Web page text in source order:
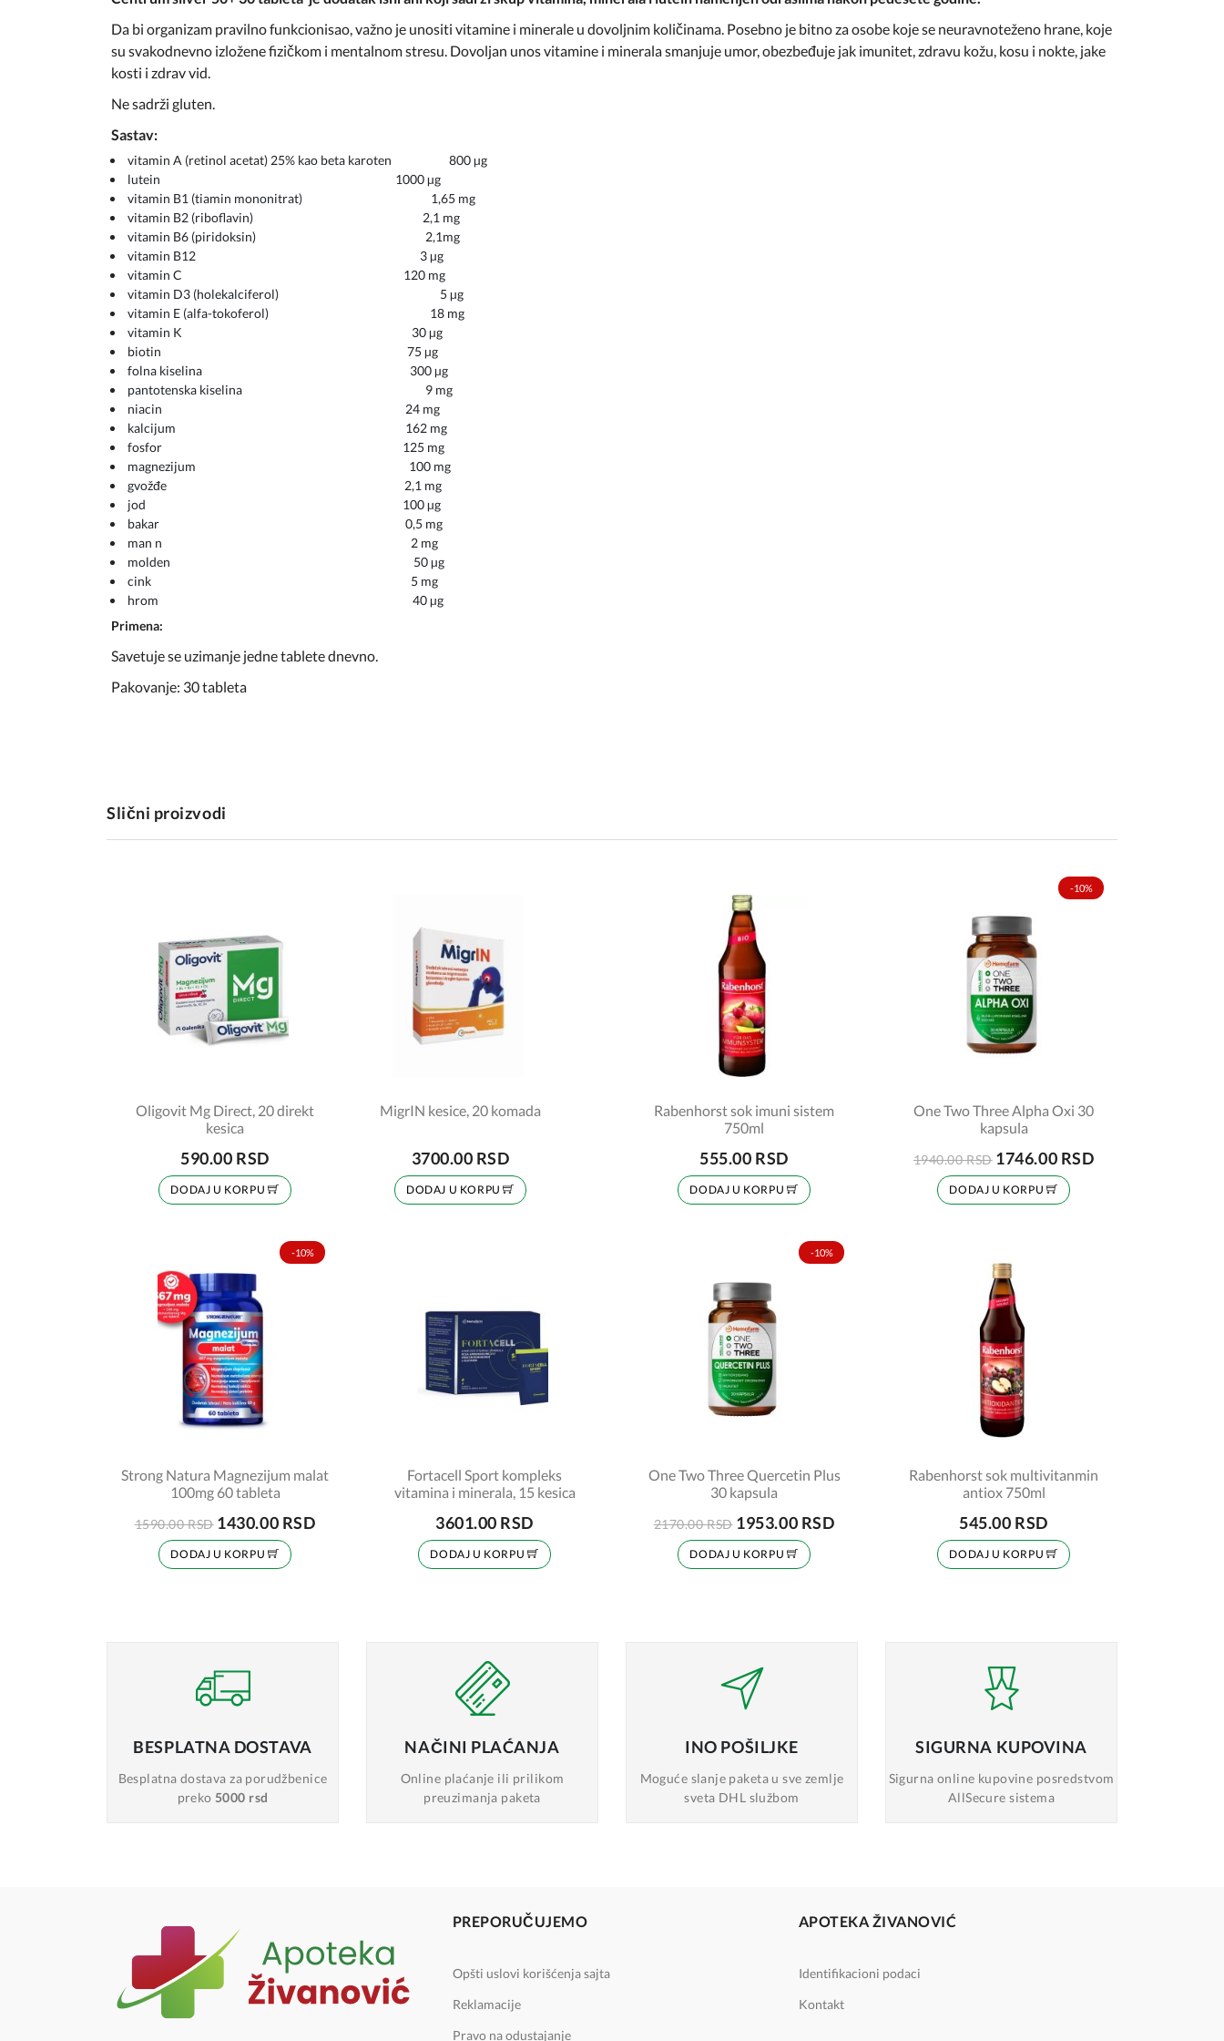
Da bi organizam pravilno funkcionisao, važno je unositi vitamine i minerale u dovoljnim količinama. Posebno je bitno za osobe koje se neuravnoteženo hrane, koje
su svakodnevno izložene fizičkom i mentalnom stresu. Dovoljan unos vitamine i minerala smanjuje umor, obezbeđuje jak imunitet, zdravu kožu, kosu i nokte, jake
kosti i zdrav vid.
Ne sadrži gluten.
Sastav:
vitamin A (retinol acetat) 25% kao beta karoten 800 µg
lutein 1000 µg
vitamin B1 (tiamin mononitrat) 1,65 mg
vitamin B2 (riboflavin) 2,1 mg
vitamin B6 (piridoksin) 2,1mg
vitamin B12 3 µg
vitamin C 120 mg
vitamin D3 (holekalciferol) 5 µg
vitamin E (alfa-tokoferol) 18 mg
vitamin K 30 µg
biotin 75 µg
folna kiselina 300 µg
pantotenska kiselina 9 mg
niacin 24 mg
kalcijum 162 mg
fosfor 125 mg
magnezijum 100 mg
gvožđe 2,1 mg
jod 100 µg
bakar 0,5 mg
man n 2 mg
molden 50 µg
cink 5 mg
hrom 40 µg
Primena:
Savetuje se uzimanje jedne tablete dnevno.
Pakovanje: 30 tableta
Slični proizvodi
Oligovit Mg Direct, 20 direkt
kesica
590.00 RSD
DODAJ U KORPU
MigrIN kesice, 20 komada
3700.00 RSD
DODAJ U KORPU
Rabenhorst sok imuni sistem
750ml
555.00 RSD
DODAJ U KORPU
-10%
One Two Three Alpha Oxi 30
kapsula
1940.00 RSD 1746.00 RSD
DODAJ U KORPU
-10%
Strong Natura Magnezijum malat
100mg 60 tableta
1590.00 RSD 1430.00 RSD
DODAJ U KORPU
Fortacell Sport kompleks
vitamina i minerala, 15 kesica
3601.00 RSD
DODAJ U KORPU
-10%
One Two Three Quercetin Plus
30 kapsula
2170.00 RSD 1953.00 RSD
DODAJ U KORPU
Rabenhorst sok multivitanmin
antiox 750ml
545.00 RSD
DODAJ U KORPU
BESPLATNA DOSTAVA
Besplatna dostavaza porudžbenice
preko 5000 rsd
NAČINI PLAĆANJA
Online plaćanje ili prilikom
preuzimanja paketa
INO POŠILJKE
Moguće slanje paketa u sve zemlje
sveta DHL službom
SIGURNA KUPOVINA
Sigurna online kupovine posredstvom
AllSecure sistema
PREPORUČUJEMO
Opšti uslovi korišćenja sajta
Reklamacije
Pravo na odustajanje
APOTEKA ŽIVANOVIĆ
Identifikacioni podaci
Kontakt